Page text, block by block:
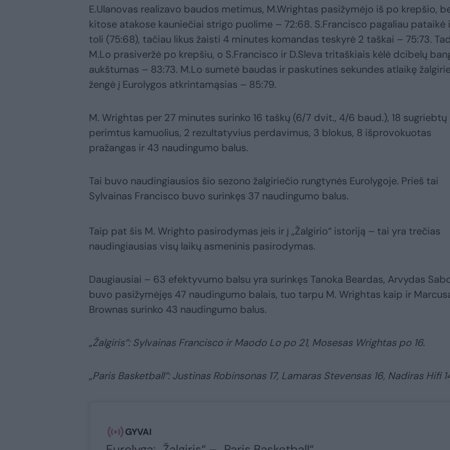
E.Ulanovas realizavo baudos metimus, M.Wrightas pasižymėjo iš po krepšio,
kitose atakose kauniečiai strigo puolime – 72:68. S.Francisco pagaliau pataikė
toli (75:68), tačiau likus žaisti 4 minutes komandas teskyrė 2 taškai – 75:73.
M.Lo prasiveržė po krepšiu, o S.Francisco ir D.Sleva tritaškiais kėlė dcibelų
aukštumas – 83:73. M.Lo sumetė baudas ir paskutines sekundes atlaikę
žengė į Eurolygos atkrintamąsias – 85:79.
M. Wrightas per 27 minutes surinko 16 taškų (6/7 dvit., 4/6 baud.), 18 sugriebtų
perimtus kamuolius, 2 rezultatyvius perdavimus, 3 blokus, 8 išprovokuotas
pražangas ir 43 naudingumo balus.
Tai buvo naudingiausios šio sezono žalgiriečio rungtynės Eurolygoje. Prieš tai
Sylvainas Francisco buvo surinkęs 37 naudingumo balus.
Taip pat šis M. Wrighto pasirodymas įeis ir į „Žalgirio“ istoriją – tai yra trečias
naudingiausias visų laikų asmeninis pasirodymas.
Daugiausiai – 63 efektyvumo balsu yra surinkęs Tanoka Beardas, Arvydas
buvo pasižymėjęs 47 naudingumo balais, tuo tarpu M. Wrightas kaip ir
Brownas surinko 43 naudingumo balus.
„Žalgiris“: Sylvainas Francisco ir Maodo Lo po 21, Mosesas Wrightas po 16.
„Paris Basketball“: Justinas Robinsonas 17, Lamaras Stevensas 16, Nadiras Hifi
GYVAI